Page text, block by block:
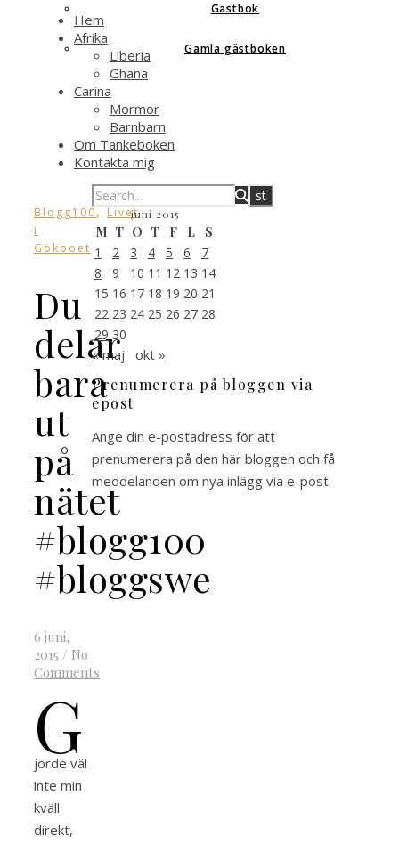
Gästbok
Gamla gästboken
Hem
Afrika
Liberia
Ghana
Carina
Mormor
Barnbarn
Om Tankeboken
Kontakta mig
Blogg100, Livet
i
Gökboet
Du
delar
bara
ut
på
nätet
#blogg100
#bloggswe
6 juni,
2015 / No
Comments
G
jorde väl
inte min
kväll
direkt,
juni 2015
M T O T F L
S
1
2 3 4 5 6
7
8
9 10 11 12 13 14
15 16 17 18 19 20 21
22 23 24 25 26 27 28
29 30
« maj okt »
Prenumerera på bloggen via
epost
Ange din e-postadress för att
prenumerera på den här bloggen och få
meddelanden om nya inlägg via e-post.